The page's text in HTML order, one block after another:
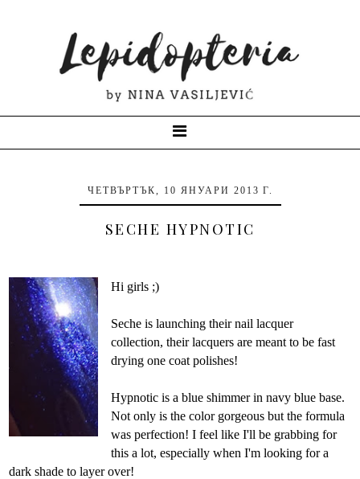
ЧЕТВЪРТЪК, 10 ЯНУАРИ 2013 Г.
SECHE HYPNOTIC
Hi girls ;)
Seche is launching their nail lacquer
collection, their lacquers are meant to be fast
drying one coat polishes!
Hypnotic is a blue shimmer in navy blue base.
Not only is the color gorgeous but the formula
was perfection! I feel like I'll be grabbing for
this a lot, especially when I'm looking for a
dark shade to layer over!